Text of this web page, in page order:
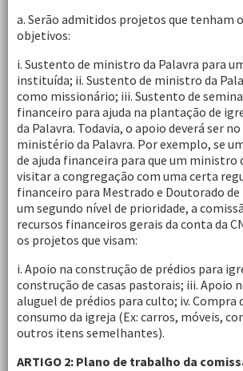
a. Serão admitidos projetos que tenham
objetivos:
i. Sustento de ministro da Palavra para
instituída; ii. Sustento de ministro da
como missionário; iii. Sustento de
financeiro para ajuda na plantação de
da Palavra. Todavia, o apoio deverá ser
ministério da Palavra. Por exemplo, se
de ajuda financeira para que um ministro
visitar a congregação com uma certa
financeiro para Mestrado e Doutorado
um segundo nível de prioridade, a
recursos financeiros gerais da conta da
os projetos que visam:
i. Apoio na construção de prédios para
construção de casas pastorais; iii. Apoio
aluguel de prédios para culto; iv. Compra
consumo da igreja (Ex: carros, móveis,
outros itens semelhantes).
ARTIGO 2: Plano de trabalho da